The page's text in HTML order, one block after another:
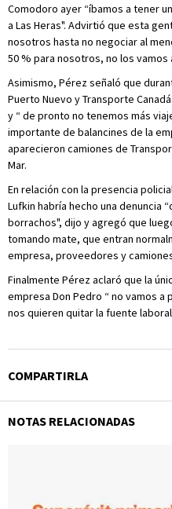
Comodoro ayer “íbamos a tener
a Las Heras". Advirtió que esta
nosotros hasta no negociar al
50 % para nosotros, no los vamos
Asimismo, Pérez señaló que
Puerto Nuevo y Transporte
y “ de pronto no tenemos más
importante de balancines de la
aparecieron camiones de
Mar.
En relación con la presencia
Lufkin habría hecho una denuncia
borrachos", dijo y agregó que
tomando mate, que entran
empresa, proveedores y
Finalmente Pérez aclaró que la
empresa Don Pedro “ no vamos
nos quieren quitar la fuente
COMPARTIRLA
NOTAS RELACIONADAS